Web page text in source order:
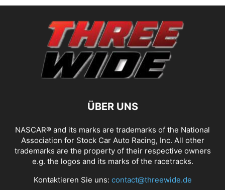
ÜBER UNS
NASCAR® and its marks are trademarks of the National
Association for Stock Car Auto Racing, Inc. All other
trademarks are the property of their respective owners
e.g. the logos and its marks of the racetracks.
Kontaktieren Sie uns: contact@threewide.de